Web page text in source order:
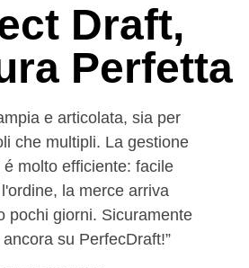
Draft,
Perfetta
e articolata, sia per
che multipli. La gestione
molto efficiente: facile
la merce arriva
pochi giorni. Sicuramente
su PerfecDraft!